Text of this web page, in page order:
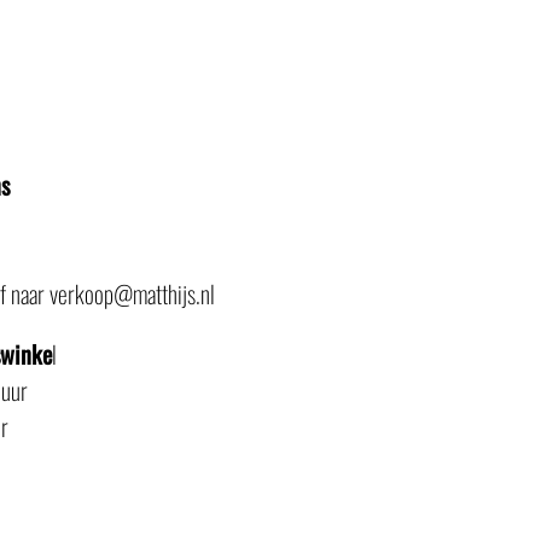
verkoop@matthijs.nl
l